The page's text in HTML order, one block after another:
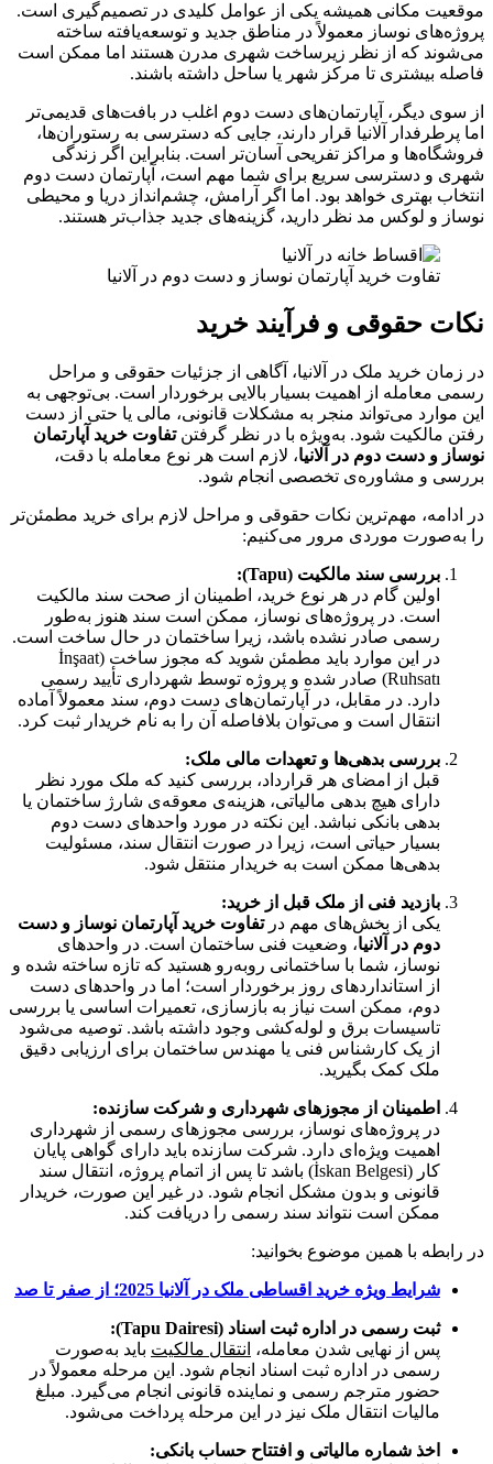
موقعیت مکانی همیشه یکی از عوامل کلیدی در تصمیم‌گیری است.
پروژه‌های نوساز معمولاً در مناطق جدید و توسعه‌یافته ساخته
می‌شوند که از نظر زیرساخت شهری مدرن هستند اما ممکن است
فاصله بیشتری تا مرکز شهر یا ساحل داشته باشند.
از سوی دیگر، آپارتمان‌های دست‌ دوم اغلب در بافت‌های قدیمی‌تر
اما پرطرفدار آلانیا قرار دارند، جایی که دسترسی به رستوران‌ها،
فروشگاه‌ها و مراکز تفریحی آسان‌تر است. بنابراین اگر زندگی
شهری و دسترسی سریع برای شما مهم است، آپارتمان دست‌ دوم
انتخاب بهتری خواهد بود. اما اگر آرامش، چشم‌انداز دریا و محیطی
نوساز و لوکس مد نظر دارید، گزینه‌های جدید جذاب‌تر هستند.
تفاوت خرید آپارتمان نوساز و دست‌ دوم در آلانیا
نکات حقوقی و فرآیند خرید
در زمان خرید ملک در آلانیا، آگاهی از جزئیات حقوقی و مراحل
رسمی معامله از اهمیت بسیار بالایی برخوردار است. بی‌توجهی به
این موارد می‌تواند منجر به مشکلات قانونی، مالی یا حتی از دست
رفتن مالکیت شود. به‌ویژه با در نظر گرفتنتفاوت خرید آپارتمان
نوساز و دست‌ دوم در آلانیا، لازم است هر نوع معامله با دقت،
بررسی و مشاوره‌ی تخصصی انجام شود.
در ادامه، مهم‌ترین نکات حقوقی و مراحل لازم برای خرید مطمئن‌تر
را به‌صورت موردی مرور می‌کنیم:
بررسی سند مالکیت (Tapu):
اولین گام در هر نوع خرید، اطمینان از صحت سند مالکیت
است. در پروژه‌های نوساز، ممکن است سند هنوز به‌طور
رسمی صادر نشده باشد، زیرا ساختمان در حال ساخت است.
در این موارد باید مطمئن شوید که مجوز ساخت (İnşaat
Ruhsatı) صادر شده و پروژه توسط شهرداری تأیید رسمی
دارد. در مقابل، در آپارتمان‌های دست‌ دوم، سند معمولاً آماده
انتقال است و می‌توان بلافاصله آن را به نام خریدار ثبت کرد.
بررسی بدهی‌ها و تعهدات مالی ملک:
قبل از امضای هر قرارداد، بررسی کنید که ملک مورد نظر
دارای هیچ بدهی مالیاتی، هزینه‌ی معوقه‌ی شارژ ساختمان یا
بدهی بانکی نباشد. این نکته در مورد واحدهای دست‌ دوم
بسیار حیاتی است، زیرا در صورت انتقال سند، مسئولیت
بدهی‌ها ممکن است به خریدار منتقل شود.
بازدید فنی از ملک قبل از خرید:
یکی از بخش‌های مهم درتفاوت خرید آپارتمان نوساز و دست‌
دوم در آلانیا، وضعیت فنی ساختمان است. در واحدهای
نوساز، شما با ساختمانی روبه‌رو هستید که تازه ساخته شده و
از استانداردهای روز برخوردار است؛ اما در واحدهای دست‌
دوم، ممکن است نیاز به بازسازی، تعمیرات اساسی یا بررسی
تاسیسات برق و لوله‌کشی وجود داشته باشد. توصیه می‌شود
از یک کارشناس فنی یا مهندس ساختمان برای ارزیابی دقیق
ملک کمک بگیرید.
اطمینان از مجوزهای شهرداری و شرکت سازنده:
در پروژه‌های نوساز، بررسی مجوزهای رسمی از شهرداری
اهمیت ویژه‌ای دارد. شرکت سازنده باید دارای گواهی پایان
کار (İskan Belgesi) باشد تا پس از اتمام پروژه، انتقال سند
قانونی و بدون مشکل انجام شود. در غیر این صورت، خریدار
ممکن است نتواند سند رسمی را دریافت کند.
در رابطه با همین موضوع بخوانید:
شرایط ویژه خرید اقساطی ملک در آلانیا 2025؛ از صفر تا صد
ثبت رسمی در اداره ثبت اسناد (Tapu Dairesi):
پس از نهایی شدن معامله، انتقال مالکیت باید به‌صورت
رسمی در اداره ثبت اسناد انجام شود. این مرحله معمولاً در
حضور مترجم رسمی و نماینده قانونی انجام می‌گیرد. مبلغ
مالیات انتقال ملک نیز در این مرحله پرداخت می‌شود.
اخذ شماره مالیاتی و افتتاح حساب بانکی: